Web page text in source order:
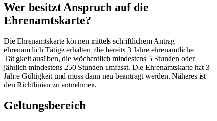
Wer besitzt Anspruch auf die
Ehrenamtskarte?
Die Ehrenamtskarte können mittels schriftlichem Antrag
ehrenamtlich Tätige erhalten, die bereits 3 Jahre ehrenamtliche
Tätigkeit ausüben, die wöchentlich mindestens 5 Stunden oder
jährlich mindestens 250 Stunden umfasst. Die Ehrenamtskarte hat 3
Jahre Gültigkeit und muss dann neu beantragt werden. Näheres ist
den Richtlinien zu entnehmen.
Geltungsbereich